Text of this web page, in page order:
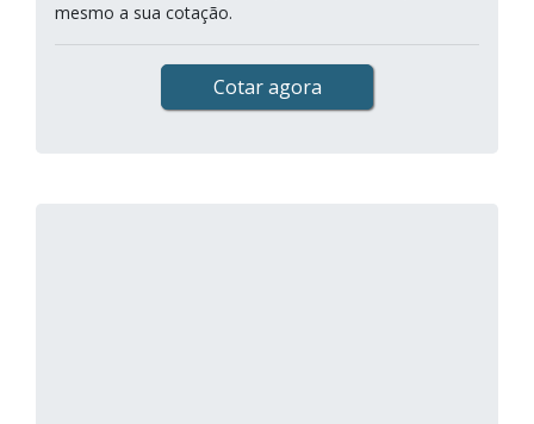
mesmo a sua cotação.
Cotar agora